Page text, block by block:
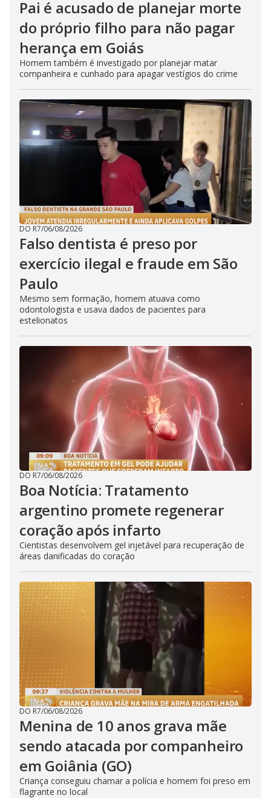
Pai é acusado de planejar morte
do próprio filho para não pagar
herança em Goiás
Homem também é investigado por planejar matar
companheira e cunhado para apagar vestígios do crime
DO R7/06/08/2026
Falso dentista é preso por
exercício ilegal e fraude em São
Paulo
Mesmo sem formação, homem atuava como
odontologista e usava dados de pacientes para
estelionatos
DO R7/06/08/2026
Boa Notícia: Tratamento
argentino promete regenerar
coração após infarto
Cientistas desenvolvem gel injetável para recuperação de
áreas danificadas do coração
DO R7/06/08/2026
Menina de 10 anos grava mãe
sendo atacada por companheiro
em Goiânia (GO)
Criança conseguiu chamar a polícia e homem foi preso em
flagrante no local